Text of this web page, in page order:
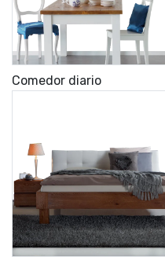
Comedor diario